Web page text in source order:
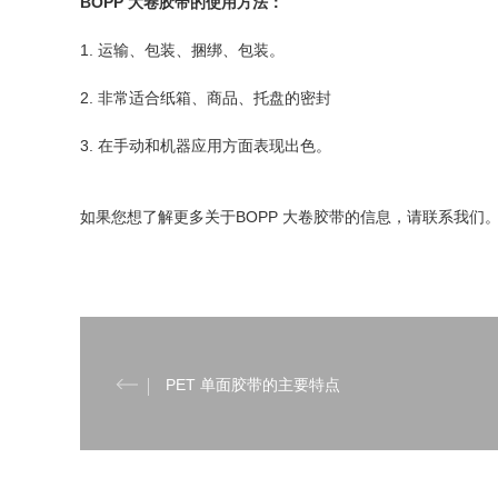
1. 运输、包装、捆绑、包装。
2. 非常适合纸箱、商品、托盘的密封
3. 在手动和机器应用方面表现出色。
如果您想了解更多关于BOPP 大卷胶带的信息，请联系我们
PET 单面胶带的主要特点